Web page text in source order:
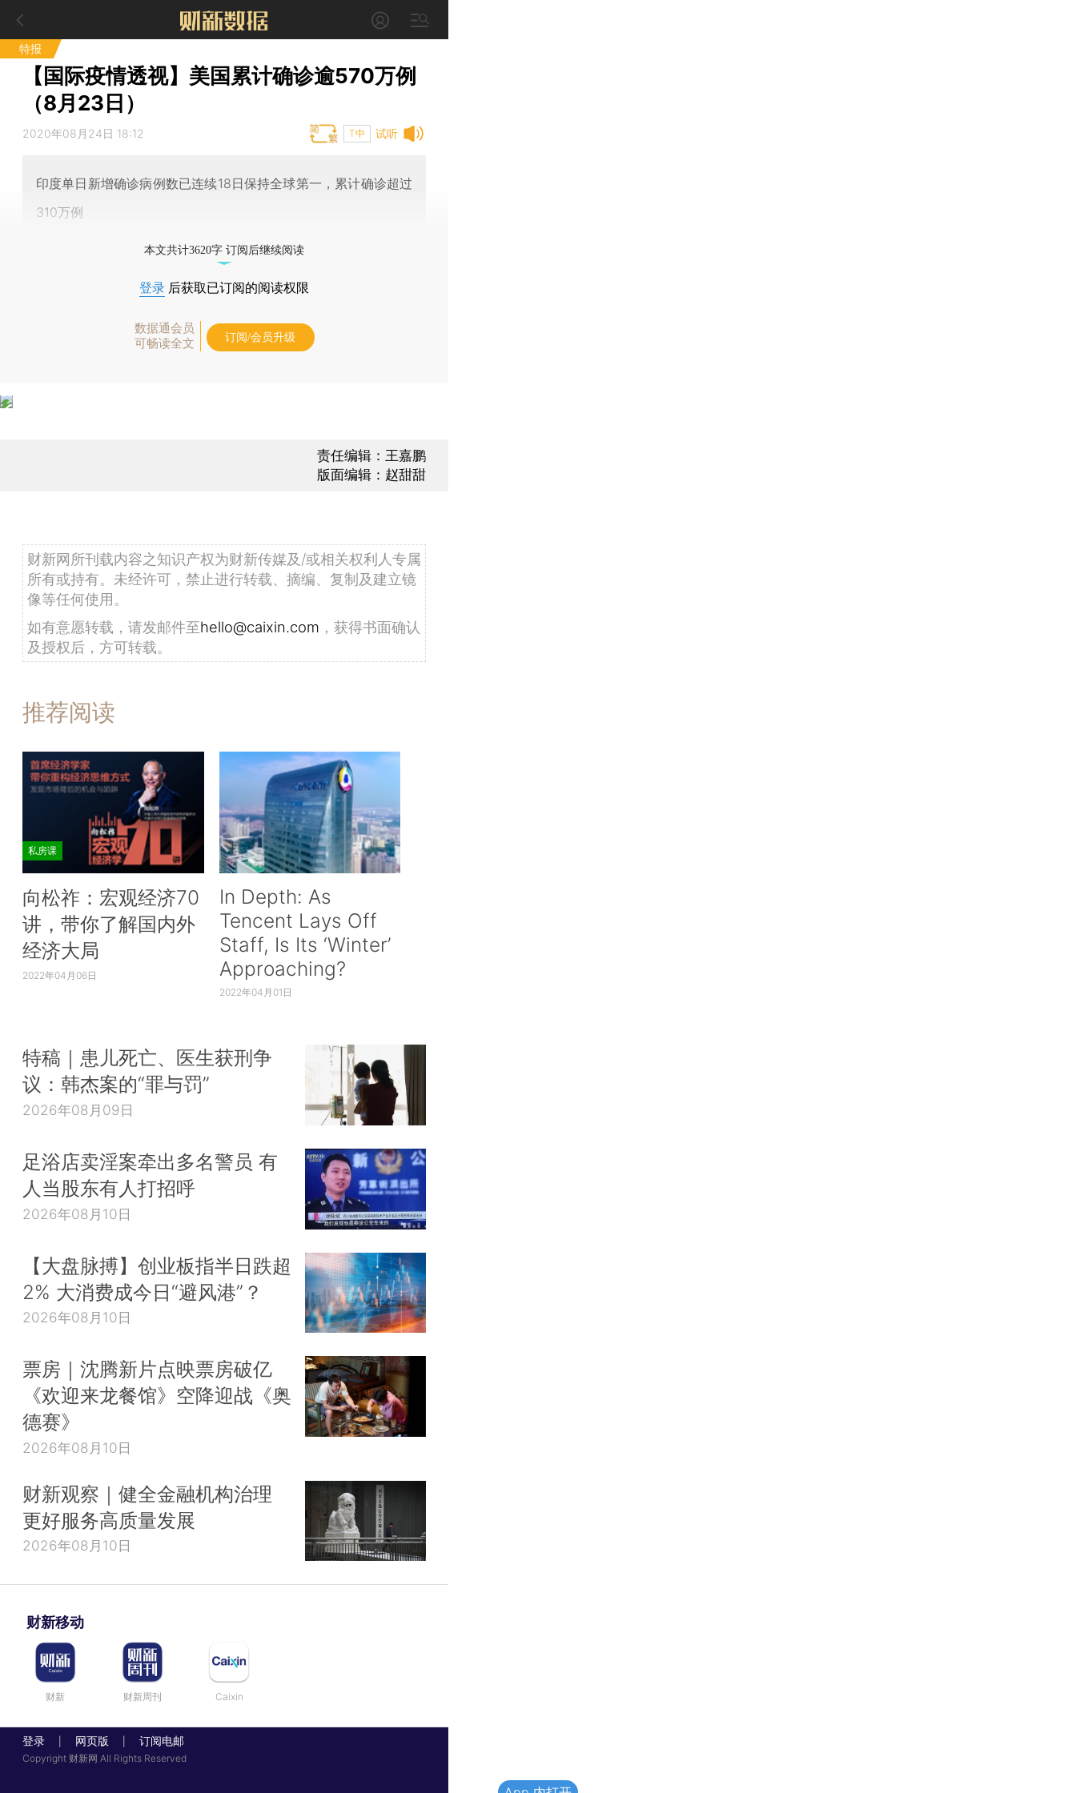
特报
【国际疫情透视】美国累计确诊逾570万例
（8月23日）
试听
2020年08月24日 18:12 T中
印度单日新增确诊病例数已连续18日保持全球第一，累计确诊超过
310万例
本文共计3620字 订阅后继续阅读
登录 后获取已订阅的阅读权限
数据通会员
可畅读全文
订阅/会员升级
责任编辑：王嘉鹏
版面编辑：赵甜甜
财新网所刊载内容之知识产权为财新传媒及/或相关权利人专属
所有或持有。未经许可，禁止进行转载、摘编、复制及建立镜
像等任何使用。
如有意愿转载，请发邮件至hello@caixin.com ，获得书面确认
及授权后，方可转载。
推荐阅读
私房课
向松祚：宏观经济70
讲，带你了解国内外
经济大局
2022年04月06日
In Depth: As
Tencent Lays Off
Staff, Is Its ‘Winter’
Approaching?
2022年04月01日
特稿｜患儿死亡、医生获刑争
议：韩杰案的“罪与罚”
2026年08月09日
足浴店卖淫案牵出多名警员 有
人当股东有人打招呼
2026年08月10日
【大盘脉搏】创业板指半日跌超
2% 大消费成今日“避风港”？
2026年08月10日
票房｜沈腾新片点映票房破亿
《欢迎来龙餐馆》空降迎战《奥
德赛》
2026年08月10日
财新观察｜健全金融机构治理
更好服务高质量发展
2026年08月10日
财新移动
财新 财新周刊 Caixin
登录 网页版 订阅电邮
Copyright 财新网 All Rights Reserved